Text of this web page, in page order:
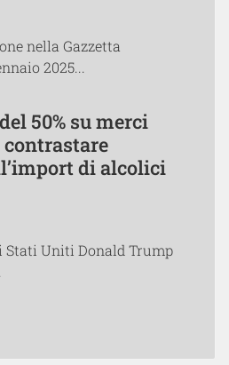
nella Gazzetta
2025...
50% su merci
contrastare
di alcolici
Stati Uniti Donald Trump